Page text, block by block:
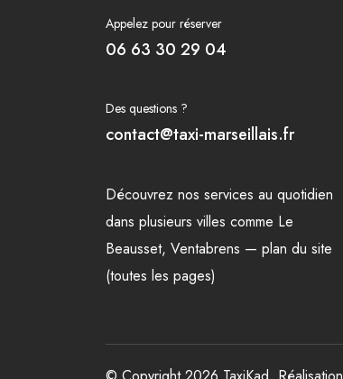
Appelez pour réserver
06 63 30 29 04
Des questions ?
contact@taxi-marseillais.fr
Découvrez nos services au quotidien
dans plusieurs villes comme Le
Beausset, Ventabrens — plan du site
(toutes les pages)